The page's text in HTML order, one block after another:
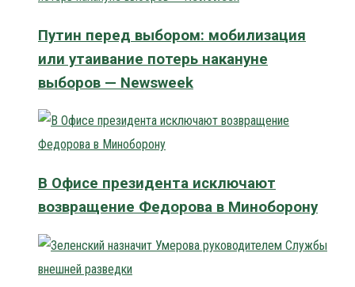
Путин перед выбором: мобилизация
или утаивание потерь накануне
выборов — Newsweek
В Офисе президента исключают
возвращение Федорова в Миноборону